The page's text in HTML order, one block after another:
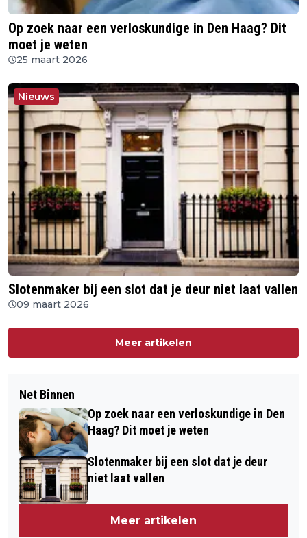
Op zoek naar een verloskundige in Den Haag? Dit
moet je weten
25 maart 2026
Nieuws
Slotenmaker bij een slot dat je deur niet laat vallen
09 maart 2026
Meer artikelen
Net Binnen
Op zoek naar een verloskundige in Den
Haag? Dit moet je weten
Slotenmaker bij een slot dat je deur
niet laat vallen
Meer artikelen